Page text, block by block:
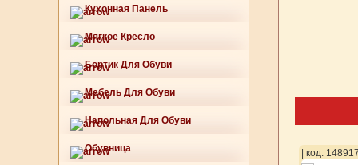
Кухонная Панель
Мягкое Кресло
Бортик Для Обуви
Мебель Для Обуви
Напольная Для Обуви
Обувница| код: 148944 | код: 148917